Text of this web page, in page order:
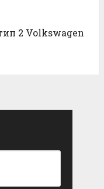
2 Volkswagen